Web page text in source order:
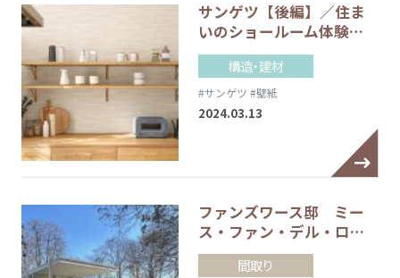
サンゲツ【後編】／住ま
いのショールーム体験…
構造・建材
#サンゲツ #壁紙
2024.03.13
ファンズワース邸 ミー
ス・ファン・デル・ロ…
間取り